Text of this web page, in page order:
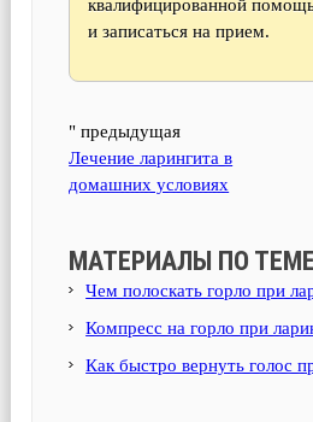
квалифицированной
и записаться на прием.
" предыдущая
Лечение ларингита в
домашних условиях
МАТЕРИАЛЫ ПО ТЕМЕ
Чем полоскать горло при
Компресс на горло при
Как быстро вернуть голос